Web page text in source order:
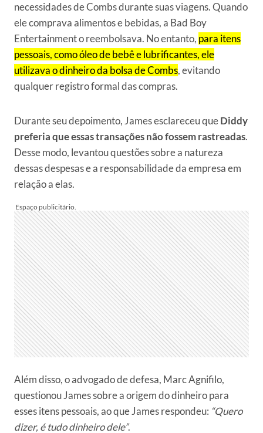
necessidades de Combs durante suas viagens. Quando
ele comprava alimentos e bebidas, a Bad Boy
Entertainment o reembolsava. No entanto, para itens
pessoais, como óleo de bebê e lubrificantes, ele
utilizava o dinheiro da bolsa de Combs, evitando
qualquer registro formal das compras.
Durante seu depoimento, James esclareceu queDiddy
preferia que essas transações não fossem rastreadas.
Desse modo, levantou questões sobre a natureza
dessas despesas e a responsabilidade da empresa em
relação a elas.
Além disso, o advogado de defesa, Marc Agnifilo,
questionou James sobre a origem do dinheiro para
esses itens pessoais, ao que James respondeu: “Quero
dizer, é tudo dinheiro dele”.